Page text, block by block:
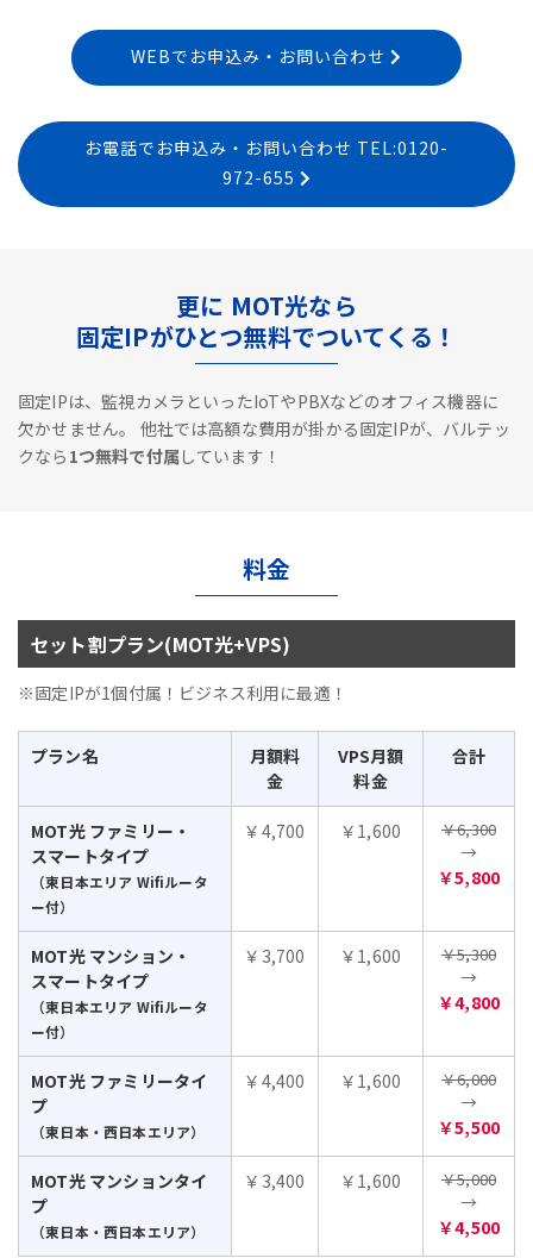
WEBでお申込み・お問い合わせ
お電話でお申込み・お問い合わせ TEL:0120-
972-655
更に MOT光なら
固定IPがひとつ無料でついてくる！
固定IPは、監視カメラといったIoTやPBXなどのオフィス機器に
欠かせません。
他社では高額な費用が掛かる固定IPが、バルテッ
クなら 1つ無料で付属しています！
料金
セット割プラン(MOT光+VPS)
※固定IPが1個付属！ビジネス利用に最適！
プラン名
月額料
金
VPS月額
料金
合計
MOT光 ファミリー・
スマートタイプ
（東日本エリア Wifiルータ
ー付）
￥4,700 ￥1,600 ￥6,300
→
￥5,800
MOT光 マンション・
スマートタイプ
（東日本エリア Wifiルータ
ー付）
￥3,700 ￥1,600 ￥5,300
→
￥4,800
MOT光 ファミリータイ
プ
（東日本・西日本エリア）
￥4,400 ￥1,600 ￥6,000
→
￥5,500
MOT光 マンションタイ
プ
（東日本・西日本エリア）
￥3,400 ￥1,600 ￥5,000
→
￥4,500